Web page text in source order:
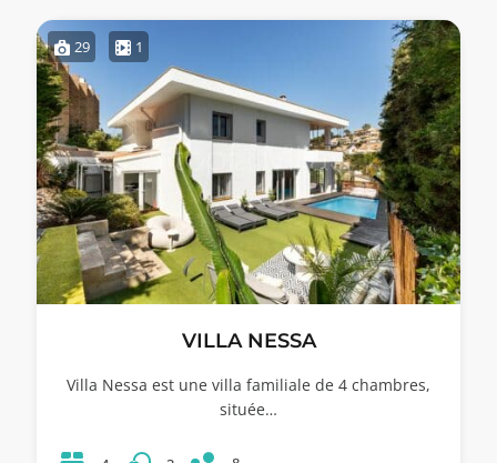
29 1
VILLA NESSA
Villa Nessa est une villa familiale de 4 chambres,
située…